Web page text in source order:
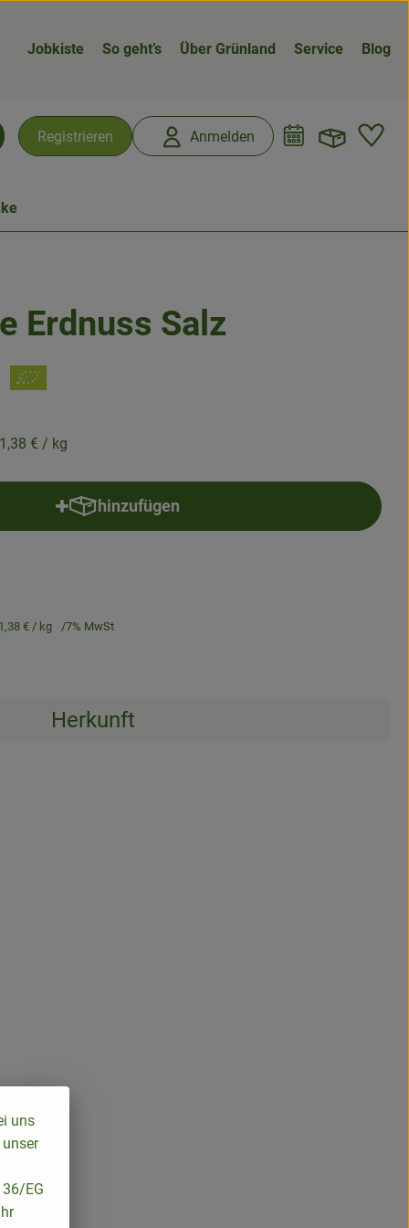
Jobkiste So geht’s Über Grünland Service Blog
Registrieren Anmelden
Erdnuss Salz
€ / kg
hinzufügen
Produkt zum Warenkorb hinzufügen
€/ kg 7% MwSt
Herkunft
uns
EG